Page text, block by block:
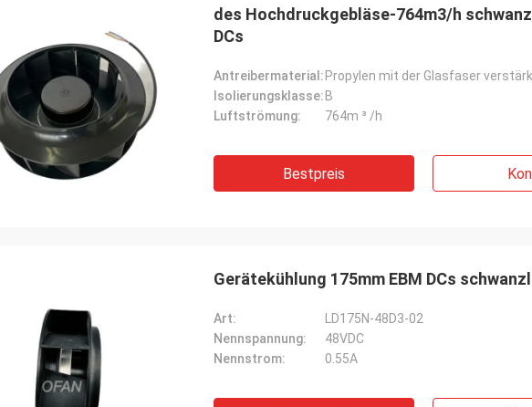
des Hochdruckgebläse-764m3/h
DCs
Antreibermaterial: Propylen mit der Glasfaser
Isolierungsklasse: B
Luftströmung:
764m ³ /h
Bestpreis
Gerätekühlung 175mm EBM DCs
Art:
LD175N-48D3-02
Nennspannung:
48VDC
Nennstrom:
0.55A